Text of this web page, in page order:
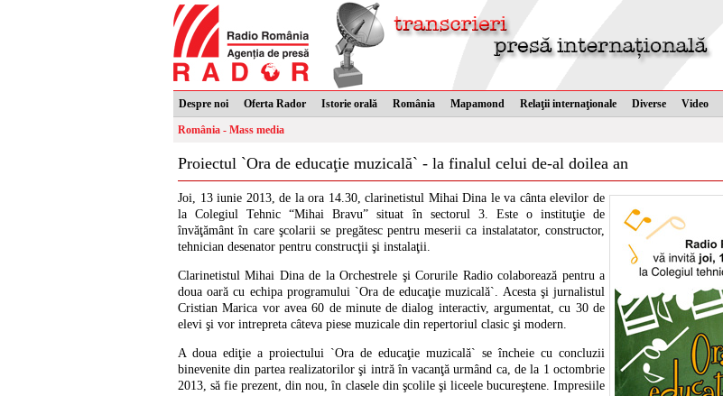
Despre noi Oferta Rador Istorie orală România Mapamond Relaţii internaţionale Diverse Video
România - Mass media
Proiectul `Ora de educaţie muzicală` - la finalul celui de-al doilea an
Joi, 13 iunie 2013, de la ora 14.30, clarinetistul Mihai Dina le va cânta elevilor de
la Colegiul Tehnic “Mihai Bravu” situat în sectorul 3. Este o instituţie de
învăţământ în care şcolarii se pregătesc pentru meserii ca instalatator, constructor,
tehnician desenator pentru construcţii şi instalaţii.
Clarinetistul Mihai Dina de la Orchestrele şi Corurile Radio colaborează pentru a
doua oară cu echipa programului `Ora de educaţie muzicală`. Acesta şi jurnalistul
Cristian Marica vor avea 60 de minute de dialog interactiv, argumentat, cu 30 de
elevi şi vor intrepreta câteva piese muzicale din repertoriul clasic şi modern.
A doua ediţie a proiectului `Ora de educaţie muzicală` se încheie cu concluzii
binevenite din partea realizatorilor şi intră în vacanţă urmând ca, de la 1 octombrie
2013, să fie prezent, din nou, în clasele din şcolile şi liceele bucureştene. Impresiile